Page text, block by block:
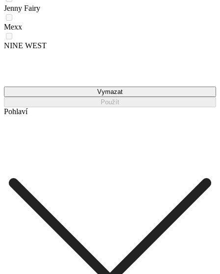
Jenny Fairy
Mexx
NINE WEST
Vymazat
Použít
Pohlaví